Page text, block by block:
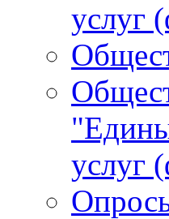
услуг
услуг